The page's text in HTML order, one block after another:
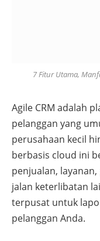
7 Fitur Utama,
Agile CRM adalah
pelanggan yang
perusahaan kecil
berbasis cloud ini
penjualan,
jalan keterlibatan
terpusat untuk
pelanggan Anda.